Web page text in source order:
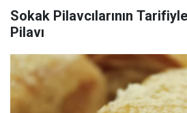
Sokak Pilavcılarının
Pilavı